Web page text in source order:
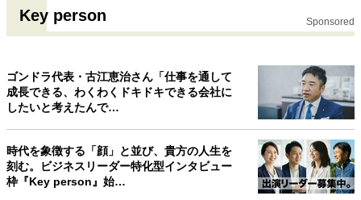
病が教えてくれたこと
60代のネクストステージ
70代のグランドデザイン
社会・カルチャー・マネー
地域とつながる/お金との付き合い方
Key person Sponsored
ゴンドラ代表・古江恵治さん「仕事を通して
成長できる、わくわくドキドキできる会社に
したいと考えたんで…
時代を象徴する「顔」と並び、貴方の人生を
刻む。ビジネスリーダー特化型インタビュー
枠『Key person』始…